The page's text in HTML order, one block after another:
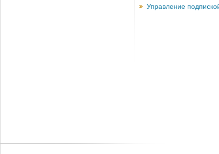
Управление